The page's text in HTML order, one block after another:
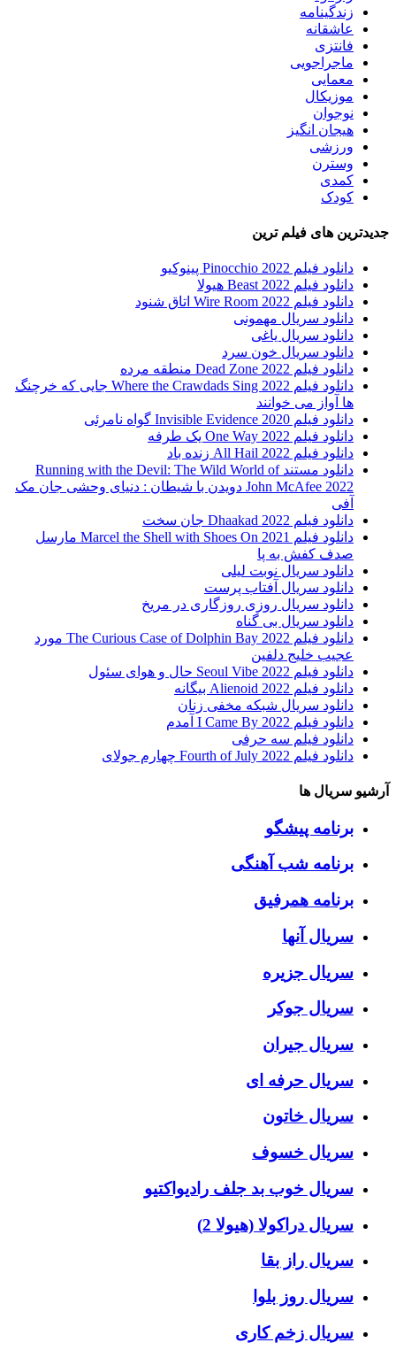
زندگینامه
عاشقانه
فانتزی
ماجراجویی
معمایی
موزیکال
نوجوان
هیجان انگیز
ورزشی
وسترن
کمدی
کودک
جدیدترین های فیلم ترین
دانلود فیلم Pinocchio 2022 پینوکیو
دانلود فیلم Beast 2022 هیولا
دانلود فیلم Wire Room 2022 اتاق شنود
دانلود سریال مهمونی
دانلود سریال یاغی
دانلود سریال خون سرد
دانلود فیلم 2022 Dead Zone منطقه مرده
دانلود فیلم Where the Crawdads Sing 2022 جایی که خرچنگ
ها آواز می خوانند
دانلود فیلم 2020 Invisible Evidence گواه نامرئی
دانلود فیلم One Way 2022 یک طرفه
دانلود فیلم All Hail 2022 زنده باد
دانلود مستند Running with the Devil: The Wild World of
John McAfee 2022 دویدن با شیطان : دنیای وحشی جان مک
آفی
دانلود فیلم Dhaakad 2022 جان سخت
دانلود فیلم Marcel the Shell with Shoes On 2021 مارسل
صدف کفش به پا
دانلود سریال نوبت لیلی
دانلود سریال آفتاب پرست
دانلود سریال روزی روزگاری در مریخ
دانلود سریال بی گناه
دانلود فیلم The Curious Case of Dolphin Bay 2022 مورد
عجیب خلیج دلفین
دانلود فیلم Seoul Vibe 2022 حال و هوای سئول
دانلود فیلم Alienoid 2022 بیگانه
دانلود سریال شبکه مخفی زنان
دانلود فیلم I Came By 2022 آمدم
دانلود فیلم سه حرفی
دانلود فیلم Fourth of July 2022 چهارم جولای
آرشیو سریال ها
برنامه پیشگو
برنامه شب آهنگی
برنامه همرفیق
سریال آنها
سریال جزیره
سریال جوکر
سریال جیران
سریال حرفه ای
سریال خاتون
سریال خسوف
سریال خوب بد جلف رادیواکتیو
سریال دراکولا (هیولا 2)
سریال راز بقا
سریال روز بلوا
سریال زخم کاری